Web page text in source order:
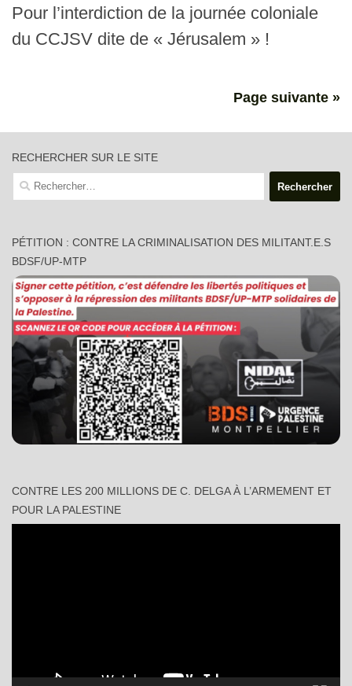
Pour l’interdiction de la journée coloniale
du CCJSV dite de « Jérusalem » !
Page suivante »
RECHERCHER SUR LE SITE
Rechercher :
PÉTITION : CONTRE LA CRIMINALISATION DES MILITANT.E.S
BDSF/UP-MTP
CONTRE LES 200 MILLIONS DE C. DELGA À L’ARMEMENT ET
POUR LA PALESTINE